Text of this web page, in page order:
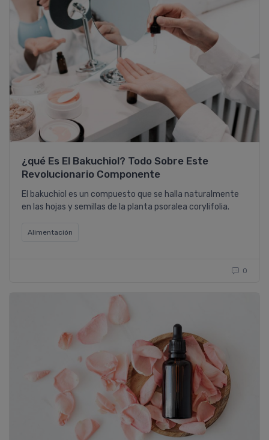
¿qué Es El Bakuchiol? Todo Sobre Este
Revolucionario Componente
El bakuchiol es un compuesto que se halla naturalmente
en las hojas y semillas de la planta psoralea corylifolia.
Alimentación
0
Gisela
Proavenal Acondicionador
Lo compré junto con el shampoo
y, la verdad, me sorprendieron
gratamente. Ambos son
excelentes! Tengo el pelo con
rulos y muy poroso y, al poco
tiempo de usarlo (alterando con